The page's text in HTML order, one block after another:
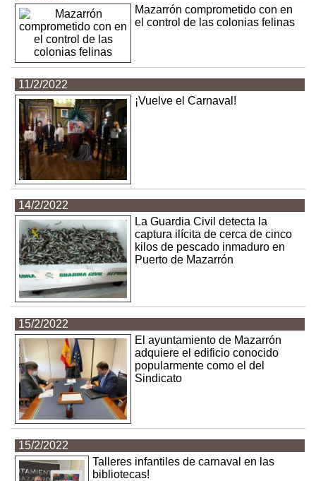
Mazarrón comprometido con en
el control de las colonias felinas
11/2/2022
¡Vuelve el Carnaval!
14/2/2022
La Guardia Civil detecta la
captura ilícita de cerca de cinco
kilos de pescado inmaduro en
Puerto de Mazarrón
15/2/2022
El ayuntamiento de Mazarrón
adquiere el edificio conocido
popularmente como el del
Sindicato
15/2/2022
Talleres infantiles de carnaval en las
bibliotecas!